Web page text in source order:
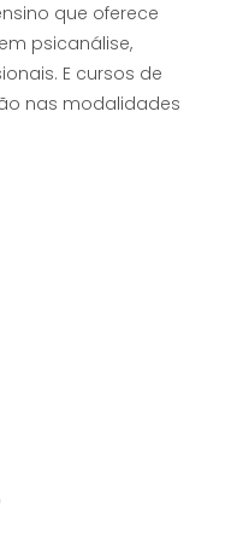
que oferece
psicanálise,
E cursos de
nas modalidades